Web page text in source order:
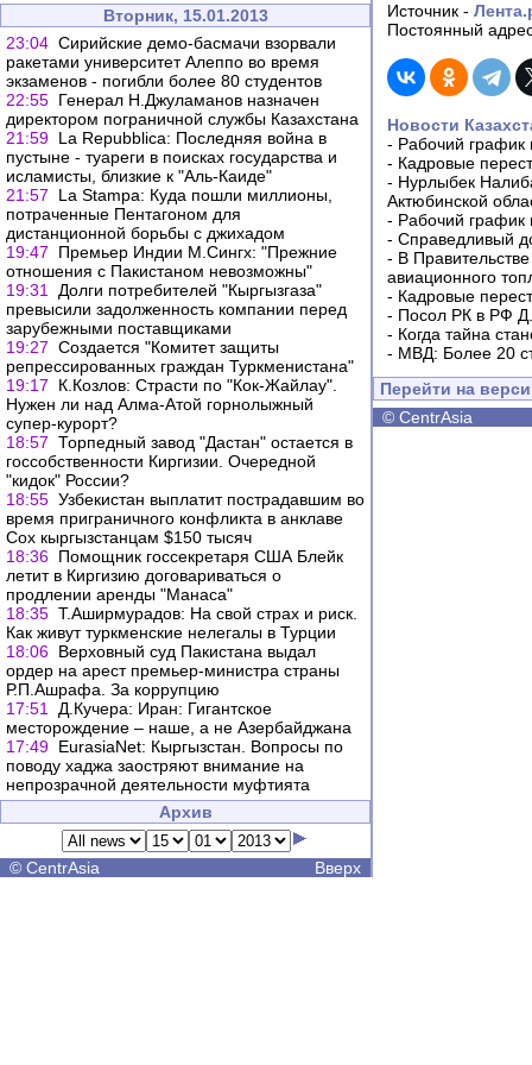
Вторник, 15.01.2013
23:04 Сирийские демо-басмачи взорвали
ракетами университет Алеппо во время
экзаменов - погибли более 80 студентов
22:55 Генерал Н.Джуламанов назначен
директором пограничной службы Казахстана
21:59 La Repubblica: Последняя война в
пустыне - туареги в поисках государства и
исламисты, близкие к "Аль-Каиде"
21:57
La Stampa: Куда пошли миллионы,
потраченные Пентагоном для
дистанционной борьбы с джихадом
19:47
Премьер Индии М.Сингх: "Прежние
отношения с Пакистаном невозможны"
19:31
Долги потребителей "Кыргызгаза"
превысили задолженность компании перед
зарубежными поставщиками
19:27 Создается "Комитет защиты
репрессированных граждан Туркменистана"
19:17
К.Козлов: Страсти по "Кок-Жайлау".
Нужен ли над Алма-Атой горнолыжный
супер-курорт?
18:57 Торпедный завод "Дастан" остается в
госсобственности Киргизии. Очередной
"кидок" России?
18:55 Узбекистан выплатит пострадавшим во
время приграничного конфликта в анклаве
Сох кыргызстанцам $150 тысяч
18:36 Помощник госсекретаря США Блейк
летит в Киргизию договариваться о
продлении аренды "Манаса"
18:35 Т.Аширмурадов: На свой страх и риск.
Как живут туркменские нелегалы в Турции
18:06 Верховный суд Пакистана выдал
ордер на арест премьер-министра страны
Р.П.Ашрафа. За коррупцию
17:51
Д.Кучера: Иран: Гигантское
месторождение – наше, а не Азербайджана
17:49 EurasiaNet: Кыргызстан. Вопросы по
поводу хаджа заостряют внимание на
непрозрачной деятельности муфтията
Архив
© CentrAsia Вверх
Источник -
Постоянный
Новости
- Рабочий график
- Кадровые
- Нурлыбек
Актюбинской
- Рабочий график
- Справедливый
- В
авиационного
- Кадровые
- Посол РК в РФ
- Когда тайна
- МВД: Более 20
Перейти на
© CentrAsia